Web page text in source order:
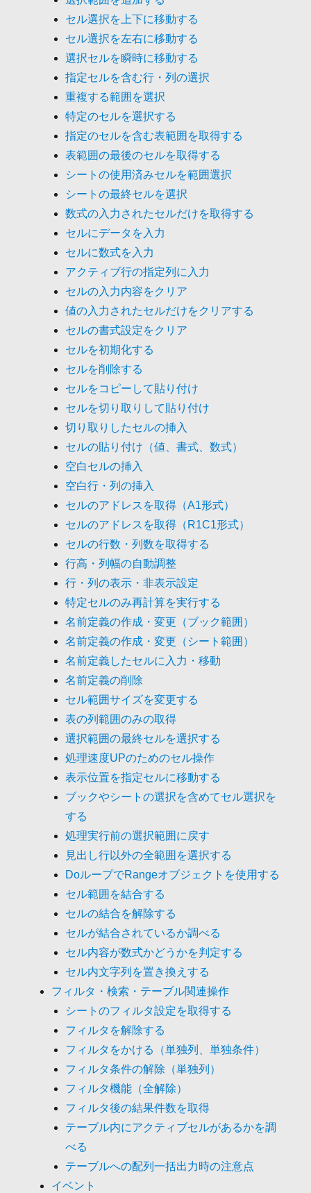
セル選択を上下に移動する
セル選択を左右に移動する
選択セルを瞬時に移動する
指定セルを含む行・列の選択
重複する範囲を選択
特定のセルを選択する
指定のセルを含む表範囲を取得する
表範囲の最後のセルを取得する
シートの使用済みセルを範囲選択
シートの最終セルを選択
数式の入力されたセルだけを取得する
セルにデータを入力
セルに数式を入力
アクティブ行の指定列に入力
セルの入力内容をクリア
値の入力されたセルだけをクリアする
セルの書式設定をクリア
セルを初期化する
セルを削除する
セルをコピーして貼り付け
セルを切り取りして貼り付け
切り取りしたセルの挿入
セルの貼り付け（値、書式、数式）
空白セルの挿入
空白行・列の挿入
セルのアドレスを取得（A1形式）
セルのアドレスを取得（R1C1形式）
セルの行数・列数を取得する
行高・列幅の自動調整
行・列の表示・非表示設定
特定セルのみ再計算を実行する
名前定義の作成・変更（ブック範囲）
名前定義の作成・変更（シート範囲）
名前定義したセルに入力・移動
名前定義の削除
セル範囲サイズを変更する
表の列範囲のみの取得
選択範囲の最終セルを選択する
処理速度UPのためのセル操作
表示位置を指定セルに移動する
ブックやシートの選択を含めてセル選択を
する
処理実行前の選択範囲に戻す
見出し行以外の全範囲を選択する
DoループでRangeオブジェクトを使用する
セル範囲を結合する
セルの結合を解除する
セルが結合されているか調べる
セル内容が数式かどうかを判定する
セル内文字列を置き換えする
フィルタ・検索・テーブル関連操作
シートのフィルタ設定を取得する
フィルタを解除する
フィルタをかける（単独列、単独条件）
フィルタ条件の解除（単独列）
フィルタ機能（全解除）
フィルタ後の結果件数を取得
テーブル内にアクティブセルがあるかを調
べる
テーブルへの配列一括出力時の注意点
イベント